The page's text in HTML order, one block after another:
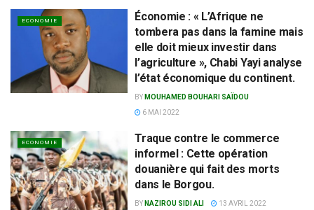
ECONOMIE
Économie : « L’Afrique ne
tombera pas dans la famine mais
elle doit mieux investir dans
l’agriculture », Chabi Yayi analyse
l’état économique du continent.
BY MOUHAMED BOUHARI SAÏDOU
6 MAI 2022
ECONOMIE
Traque contre le commerce
informel : Cette opération
douanière qui fait des morts
dans le Borgou.
BY NAZIROU SIDI ALI 13 AVRIL 2022